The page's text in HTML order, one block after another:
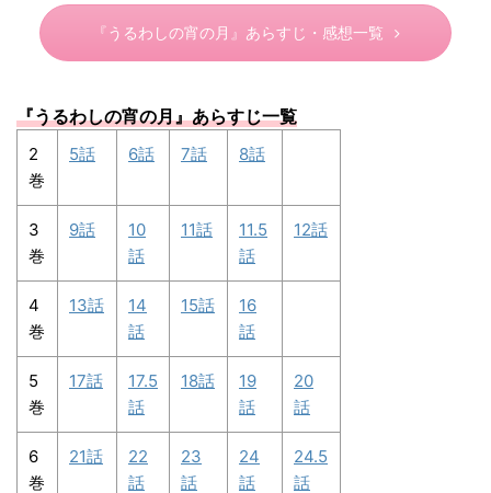
『うるわしの宵の月』あらすじ・感想一覧
『うるわしの宵の月』あらすじ一覧
2
巻
5話 6話 7話 8話
3
巻
9話
10
話
11話
11.5
話
12話
4
巻
13話
14
話
15話
16
話
5
巻
17話
17.5
話
18話
19
話
20
話
6
巻
21話
22
話
23
話
24
話
24.5
話